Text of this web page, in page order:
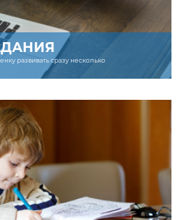
развивать сразу несколько